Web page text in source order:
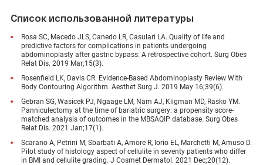
Список использованной литературы
Rosa SC, Macedo JLS, Canedo LR, Casulari LA. Quality of life and
predictive factors for complications in patients undergoing
abdominoplasty after gastric bypass: A retrospective cohort. Surg Obes
Relat Dis. 2019 Mar;15(3).
Rosenfield LK, Davis CR. Evidence-Based Abdominoplasty Review With
Body Contouring Algorithm. Aesthet Surg J. 2019 May 16;39(6).
Gebran SG, Wasicek PJ, Ngaage LM, Nam AJ, Kligman MD, Rasko YM.
Panniculectomy at the time of bariatric surgery: a propensity score-
matched analysis of outcomes in the MBSAQIP database. Surg Obes
Relat Dis. 2021 Jan;17(1).
Scarano A, Petrini M, Sbarbati A, Amore R, Iorio EL, Marchetti M, Amuso D.
Pilot study of histology aspect of cellulite in seventy patients who differ
in BMI and cellulite grading. J Cosmet Dermatol. 2021 Dec;20(12).